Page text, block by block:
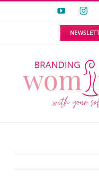
YouTube